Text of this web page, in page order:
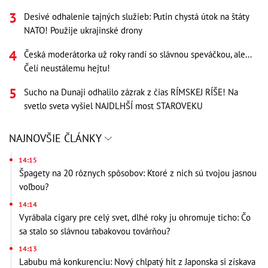
Desivé odhalenie tajných služieb: Putin chystá útok na štáty
NATO! Použije ukrajinské drony
Česká moderátorka už roky randí so slávnou speváčkou, ale...
Čelí neustálemu hejtu!
Sucho na Dunaji odhalilo zázrak z čias RÍMSKEJ RÍŠE! Na
svetlo sveta vyšiel NAJDLHŠÍ most STAROVEKU
NAJNOVŠIE ČLÁNKY
14:15
Špagety na 20 rôznych spôsobov: Ktoré z nich sú tvojou jasnou
voľbou?
14:14
Vyrábala cigary pre celý svet, dlhé roky ju ohromuje ticho: Čo
sa stalo so slávnou tabakovou továrňou?
14:13
Labubu má konkurenciu: Nový chlpatý hit z Japonska si získava